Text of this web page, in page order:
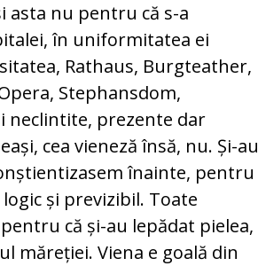
asta nu pentru că s-a
în uniformitatea ei
Rathaus, Burgteather,
Stephansdom,
neclintite, prezente dar
cea vieneză însă, nu. Și-au
înainte, pentru
și previzibil. Toate
că și-au lepădat pielea,
măreției. Viena e goală din